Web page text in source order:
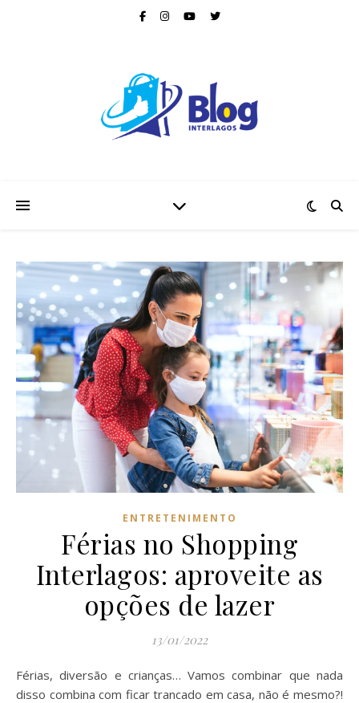
ENTRETENIMENTO
Férias no Shopping
Interlagos: aproveite as
opções de lazer
13/01/2022
Férias, diversão e crianças… Vamos combinar que nada
disso combina com ficar trancado em casa, não é mesmo?!